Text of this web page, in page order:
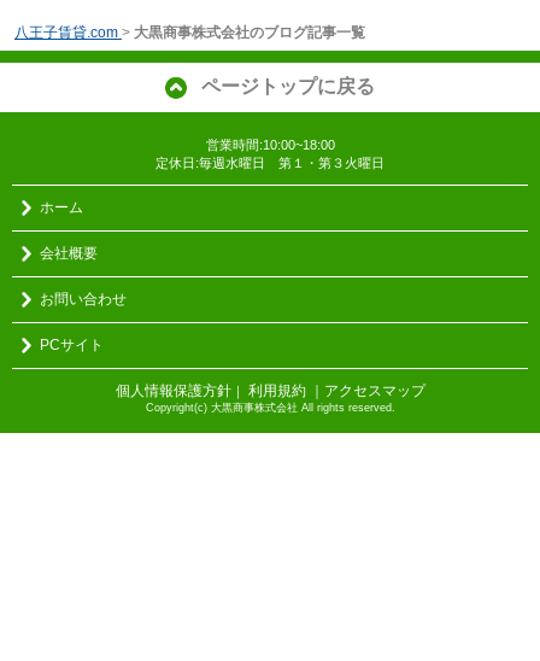
八王子賃貸.com > 大黒商事株式会社のブログ記事一覧
ページトップに戻る
営業時間:10:00~18:00
定休日:毎週水曜日 第１・第３火曜日
ホーム
会社概要
お問い合わせ
PCサイト
個人情報保護方針｜ 利用規約 ｜アクセスマップ
Copyright(c) 大黒商事株式会社 All rights reserved.